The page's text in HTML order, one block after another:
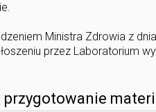
Ministra Zdrowia z
przez Laboratorium
przygotowanie